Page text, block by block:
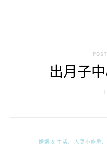
出月子
婚姻 & 生活 人妻小廚房